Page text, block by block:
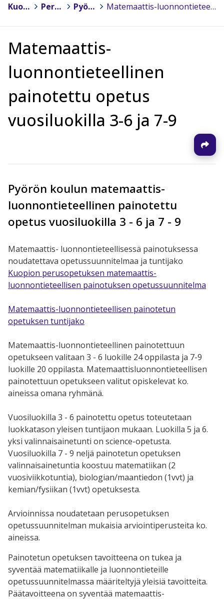
Kuopio Peruskoulut > Pyörön koulu > Matemaattis-luonnontieteellinen painotettu opetus vuosiluokilla 3-6 ja 7-9
Matemaattis-
luonnontieteellinen
painotettu opetus
vuosiluokilla 3-6 ja 7-9
Pyörön koulun matemaattis-
luonnontieteellinen painotettu
opetus vuosiluokilla 3 - 6 ja 7 - 9
Matemaattis- luonnontieteellisessä painotuksessa
noudatettava opetussuunnitelmaa ja tuntijako
Kuopion perusopetuksen matemaattis-
luonnontieteellisen painotuksen opetussuunnitelma
Matemaattis-luonnontieteellisen painotetun
opetuksen tuntijako
Matemaattis-luonnontieteellinen painotettuun
opetukseen valitaan 3 - 6 luokille 24 oppilasta ja 7-9
luokille 20 oppilasta. Matemaattisluonnontieteellisen
painotettuun opetukseen valitut opiskelevat ko.
aineissa omana ryhmänä.
Vuosiluokilla 3 - 6 painotettu opetus toteutetaan
luokkatason yleisen tuntijaon mukaan. Luokilla 5 ja 6.
yksi valinnaisainetunti on science-opetusta.
Vuosiluokilla 7 - 9 neljä painotetun opetuksen
valinnaisainetuntia koostuu matematiikan (2
vuosiviikkotuntia), biologian/maantiedon (1vvt) ja
kemian/fysiikan (1vvt) opetuksesta.
Arvioinnissa noudatetaan perusopetuksen
opetussuunnitelman mukaisia arviointiperusteita ko.
aineissa.
Painotetun opetuksen tavoitteena on tukea ja
syventää matematiikalle ja luonnontieteille
opetussuunnitelmassa määriteltyjä yleisiä tavoitteita.
Päätavoitteena on syventää matemaattis-